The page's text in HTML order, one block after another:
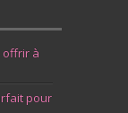
offrir à
pour